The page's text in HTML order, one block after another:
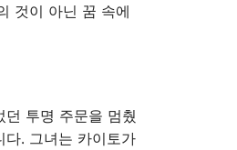
것이 아닌 꿈 속에
투명 주문을 멈췄
. 그녀는 카이토가